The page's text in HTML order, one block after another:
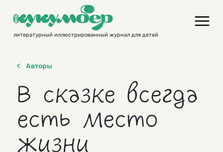
contentлитературный иллюстрированный журнал для детей
Авторы
В сказке всегда
есть место
жизни